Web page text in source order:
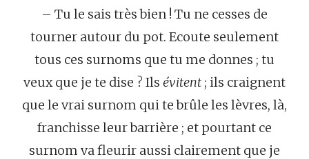
– Tu le sais très bien ! Tu ne cesses de
tourner autour du pot. Ecoute seulement
tous ces surnoms que tu me donnes ; tu
veux que je te dise ? Ils évitent ; ils craignent
que le vrai surnom qui te brûle les lèvres, là,
franchisse leur barrière ; et pourtant ce
surnom va fleurir aussi clairement que je